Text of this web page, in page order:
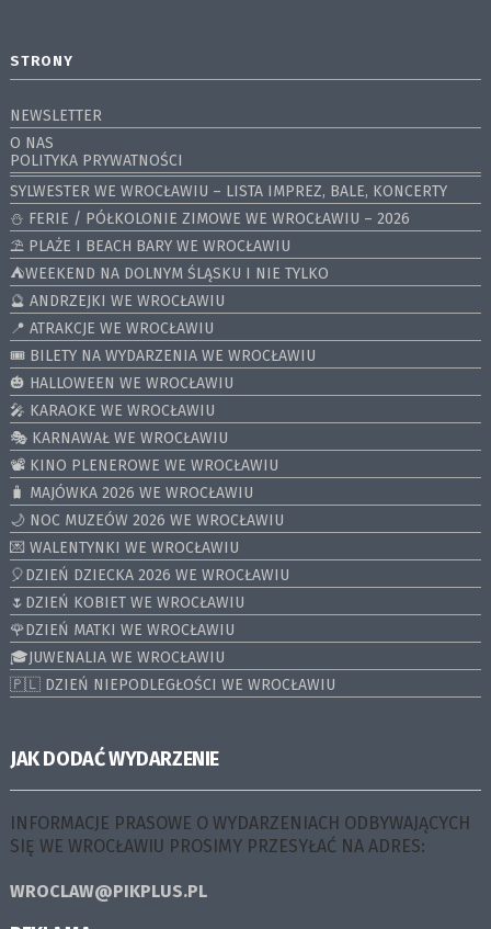
STRONY
NEWSLETTER
O NAS
POLITYKA PRYWATNOŚCI
SYLWESTER WE WROCŁAWIU – LISTA IMPREZ, BALE, KONCERTY
⛄️ FERIE / PÓŁKOLONIE ZIMOWE WE WROCŁAWIU – 2026
⛱️ PLAŻE I BEACH BARY WE WROCŁAWIU
⛺️WEEKEND NA DOLNYM ŚLĄSKU I NIE TYLKO
🔮 ANDRZEJKI WE WROCŁAWIU
📍 ATRAKCJE WE WROCŁAWIU
🎟️ BILETY NA WYDARZENIA WE WROCŁAWIU
🎃 HALLOWEEN WE WROCŁAWIU
🎤 KARAOKE WE WROCŁAWIU
🎭 KARNAWAŁ WE WROCŁAWIU
📽️ KINO PLENEROWE WE WROCŁAWIU
🧳 MAJÓWKA 2026 WE WROCŁAWIU
🌙 NOC MUZEÓW 2026 WE WROCŁAWIU
💌 WALENTYNKI WE WROCŁAWIU
🎈DZIEŃ DZIECKA 2026 WE WROCŁAWIU
🌷DZIEŃ KOBIET WE WROCŁAWIU
🌹DZIEŃ MATKI WE WROCŁAWIU
🎓JUWENALIA WE WROCŁAWIU
🇵🇱 DZIEŃ NIEPODLEGŁOŚCI WE WROCŁAWIU
JAK DODAĆ WYDARZENIE
INFORMACJE PRASOWE O WYDARZENIACH ODBYWAJĄCYCH
SIĘ WE WROCŁAWIU PROSIMY PRZESYŁAĆ NA ADRES:
WROCLAW@PIKPLUS.PL